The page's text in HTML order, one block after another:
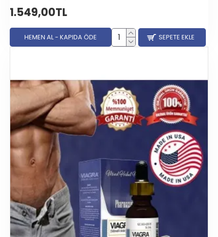
1.549,00TL
HEMEN AL - KAPIDA ÖDE SEPETE EKLE